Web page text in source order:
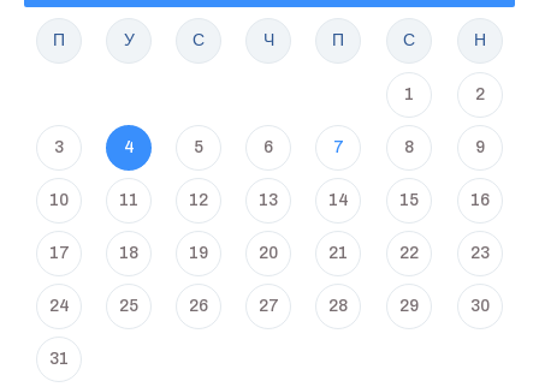
П У С Ч П С Н
1 2
3 4 5 6 7 8 9
10 11 12 13 14 15 16
17 18 19 20 21 22 23
24 25 26 27 28 29 30
31